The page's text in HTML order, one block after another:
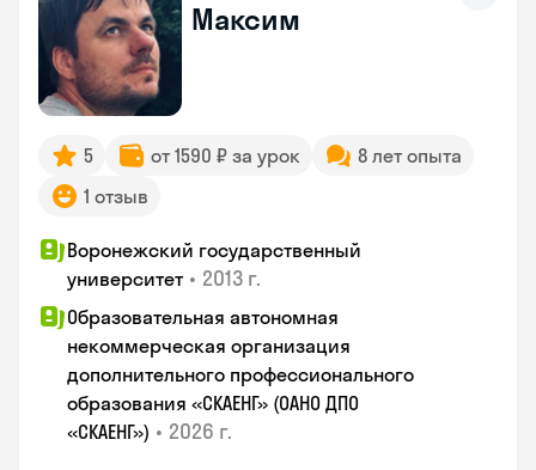
Максим
5 от 1590 ₽ за урок
8 лет опыта
1 отзыв
Воронежский государственный
университет • 2013 г.
Образовательная автономная
некоммерческая организация
дополнительного профессионального
образования «СКАЕНГ» (ОАНО ДПО
«СКАЕНГ») • 2026 г.